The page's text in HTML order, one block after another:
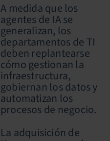
A medida que los
agentes de IA se
generalizan, los
departamentos de TI
deben replantearse
cómo gestionan la
infraestructura,
gobiernan los datos y
automatizan los
procesos de negocio.
La adquisición de